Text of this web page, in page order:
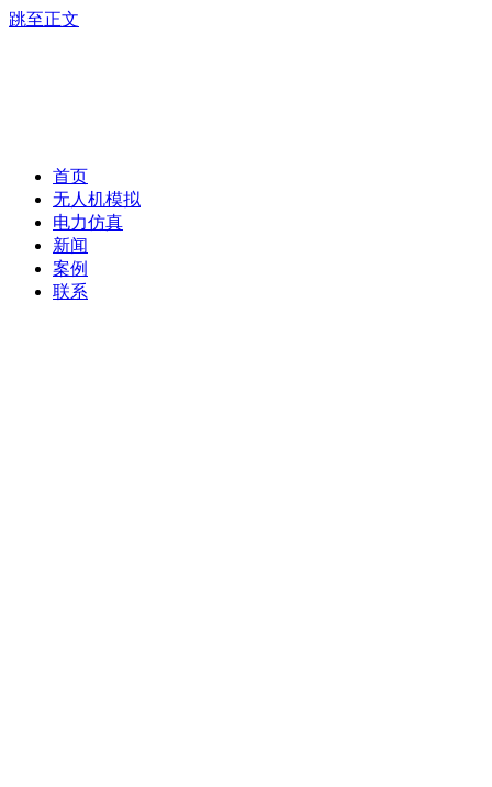
跳至正文
首页
无人机模拟
电力仿真
新闻
案例
联系